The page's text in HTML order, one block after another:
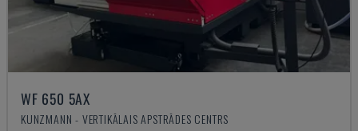
WF 650 5AX
KUNZMANN - VERTIKĀLAIS APSTRĀDES CENTRS